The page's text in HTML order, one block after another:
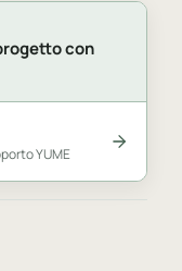
con
YUME